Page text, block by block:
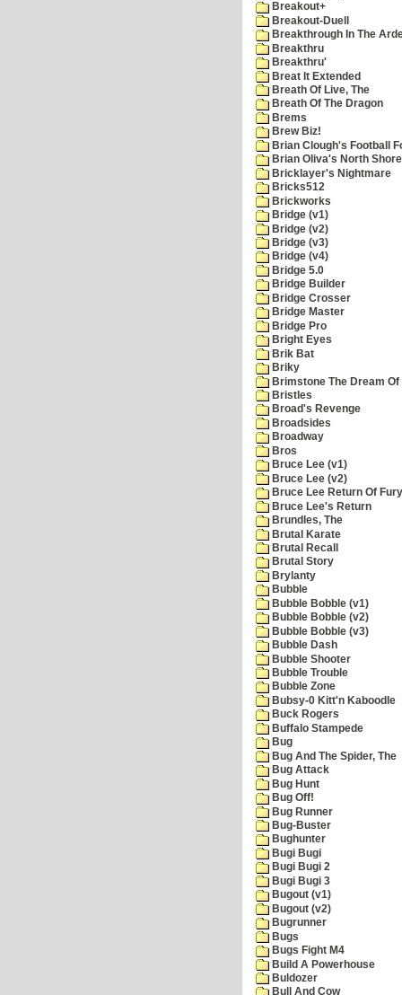
Breakout+
Breakout-Duell
Breakthrough In The
Breakthru
Breakthru'
Breat It Extended
Breath Of Live, The
Breath Of The Dragon
Brems
Brew Biz!
Brian Clough's Football
Brian Oliva's North
Bricklayer's Nightmare
Bricks512
Brickworks
Bridge (v1)
Bridge (v2)
Bridge (v3)
Bridge (v4)
Bridge 5.0
Bridge Builder
Bridge Crosser
Bridge Master
Bridge Pro
Bright Eyes
Brik Bat
Briky
Brimstone The Dream Of
Bristles
Broad's Revenge
Broadsides
Broadway
Bros
Bruce Lee (v1)
Bruce Lee (v2)
Bruce Lee Return Of Fury
Bruce Lee's Return
Brundles, The
Brutal Karate
Brutal Recall
Brutal Story
Brylanty
Bubble
Bubble Bobble (v1)
Bubble Bobble (v2)
Bubble Bobble (v3)
Bubble Dash
Bubble Shooter
Bubble Trouble
Bubble Zone
Bubsy-0 Kitt'n Kaboodle
Buck Rogers
Buffalo Stampede
Bug
Bug And The Spider, The
Bug Attack
Bug Hunt
Bug Off!
Bug Runner
Bug-Buster
Bughunter
Bugi Bugi
Bugi Bugi 2
Bugi Bugi 3
Bugout (v1)
Bugout (v2)
Bugrunner
Bugs
Bugs Fight M4
Build A Powerhouse
Buldozer
Bull And Cow